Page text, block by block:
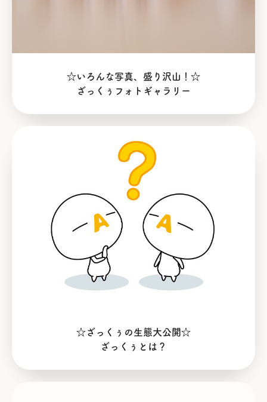
☆いろんな写真、盛り沢山！☆
ざっくぅフォトギャラリー
☆ざっくぅの生態大公開☆
ざっくぅとは？